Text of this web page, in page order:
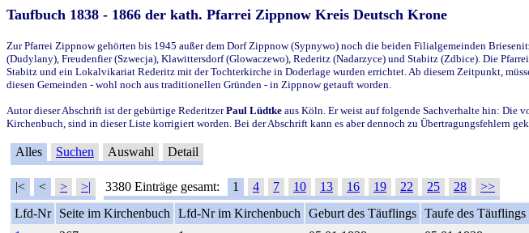
Taufbuch 1838 - 1866 der kath. Pfarrei Zippnow Kreis Deutsch Krone
Zur Pfarrei Zippnow gehörten bis 1945 außer dem Dorf Zippnow (Sypnywo) noch die beiden Filialgemeinden
(Dudylany), Freudenfier (Szwecja), Klawittersdorf (Glowaczewo), Rederitz (Nadarzyce) und Stabitz (Zdbice). Die
Stabitz und ein Lokalvikariat Rederitz mit der Tochterkirche in Doderlage wurden errichtet. Ab diesem Zeitpunkt,
diesen Gemeinden - wohl noch aus traditionellen Gründen - in Zippnow getauft worden.
Autor dieser Abschrift ist der gebürtige RederitzerPaul Lüdtke aus Köln. Er weist auf folgende Sachverhalte hin: Die
Kirchenbuch, sind in dieser Liste korrigiert worden. Bei der Abschrift kann es aber dennoch zu Übertragungsfehlern
Alles Suchen Auswahl Detail
|< < > >| 3380 Einträge gesamt: 1 4 7 10 13 16 19 22 25 28
>>
Lfd-Nr
Seite im Kirchenbuch Lfd-Nr im Kirchenbuch Geburt des Täuflings Taufe des Täuflings